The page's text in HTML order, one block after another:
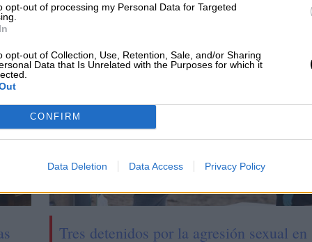
opt-out of processing my Personal Data for Targeted
opt-out of Collection, Use, Retention, Sale, and/or Sharing
Data that Is Unrelated with the Purposes for which it
CONFIRM
Data Deletion Data Access Privacy Policy
Tres detenidos por la agresión sexual en